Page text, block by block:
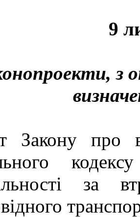
9
з
Законупро
за